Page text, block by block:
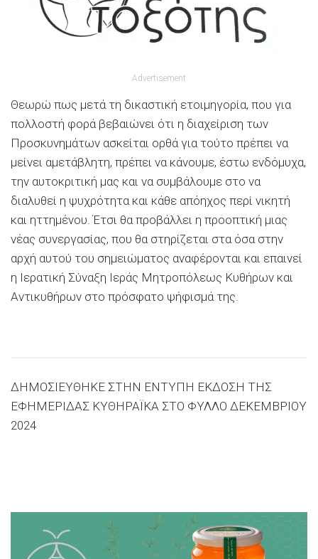
Advertisement
Θεωρώ πως μετά τη δικαστική ετοιμηγορία, που για
πολλοστή φορά βεβαιώνει ότι η διαχείριση των
Προσκυνημάτων ασκείται ορθά για τούτο πρέπει να
μείνει αμετάβλητη, πρέπει να κάνουμε, έστω ενδόμυχα,
την αυτοκριτική μας και να συμβάλουμε στο να
διαλυθεί η ψυχρότητα και κάθε απόηχος περί νικητή
και ηττημένου. Έτσι θα προβάλλει η προοπτική μιας
νέας συνεργασίας, που θα στηρίζεται στα όσα στην
αρχή αυτού του σημειώματος αναφέρονται και επαινεί
η Ιερατική Σύναξη Ιεράς Μητροπόλεως Κυθήρων και
Αντικυθήρων στο πρόσφατο ψήφισμά της.
ΔΗΜΟΣΙΕΥΘΗΚΕ ΣΤΗΝ ΕΝΤΥΠΗ ΕΚΔΟΣΗ ΤΗΣ
ΕΦΗΜΕΡΙΔΑΣ ΚΥΘΗΡΑΪΚΑ ΣΤΟ ΦΥΛΛΟ ΔΕΚΕΜΒΡΙΟΥ
2024